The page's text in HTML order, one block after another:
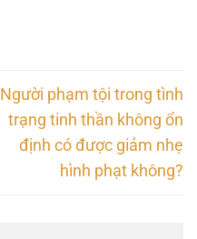
Người phạm tội trong tình
trạng tinh thần không ổn
định có được giảm nhẹ
hình phạt không?